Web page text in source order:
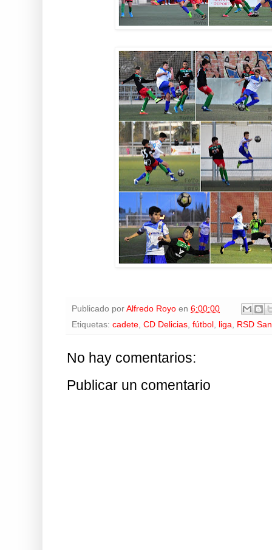
Publicado por Alfredo Royo en 6:00:00
Etiquetas: cadete, CD Delicias, fútbol , liga, RSD
No hay comentarios:
Publicar un comentario